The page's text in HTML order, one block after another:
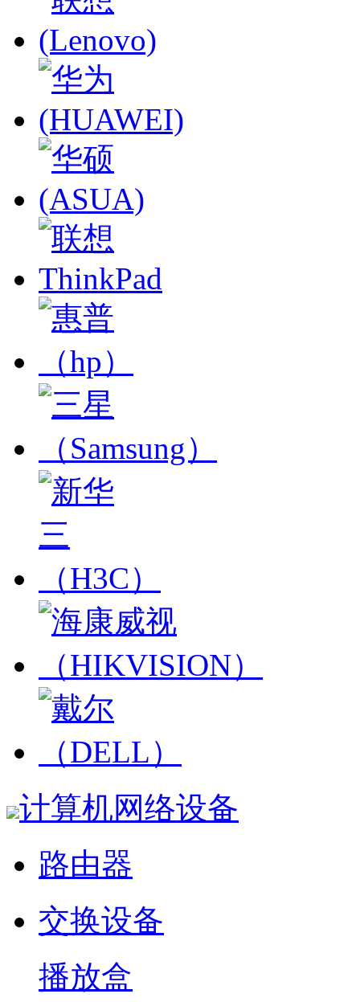
计算机网络设备
路由器
交换设备
播放盒